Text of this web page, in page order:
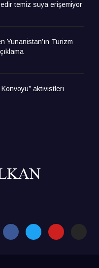
temiz suya erişemiyor
Yunanistan’ın Turizm
aktivistleri